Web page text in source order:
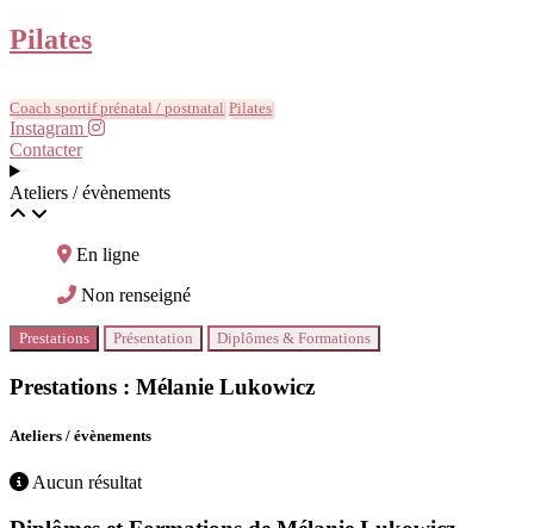
Pilates
Coach sportif prénatal / postnatal Pilates
Instagram
Contacter
Ateliers / évènements
En ligne
Non renseigné
Prestations Présentation Diplômes & Formations
Prestations : Mélanie Lukowicz
Ateliers / évènements
Aucun résultat